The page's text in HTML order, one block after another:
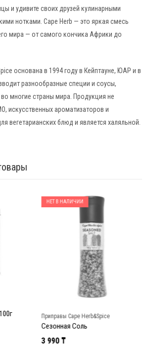
и удивите своих друзей кулинарными
нотками. Cape Herb — это яркая смесь
мира — от самого кончика Африки до
основана в 1994 году в Кейптауне, ЮАР и в
разнообразные специи и соусы,
многие страны мира. Продукция не
искусственных ароматизаторов и
вегетарианских блюд и является халяльной.
НЕТ В НАЛИЧИИ
Приправы Cape Herb&Spice
Сезонная Соль
3 990 ₸